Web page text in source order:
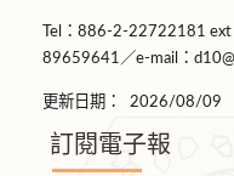
Tel：886-2-22722181
89659641／e-mail：
更新日期： 2026/08/09
訂閱電子報